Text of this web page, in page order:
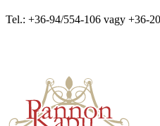
Tel.: +36-94/554-106 vagy +36-